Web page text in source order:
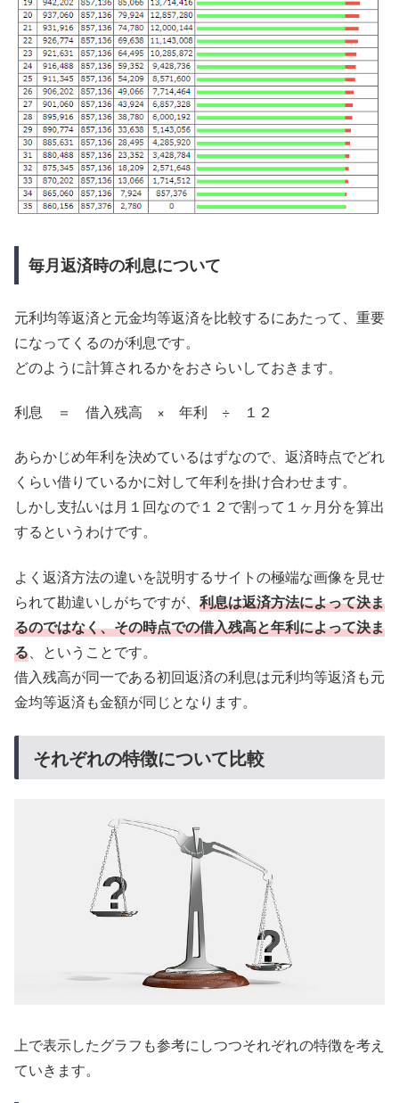
毎月返済時の利息について
元利均等返済と元金均等返済を比較するにあたって、重要
になってくるのが利息です。
どのように計算されるかをおさらいしておきます。
利息 ＝ 借入残高 × 年利 ÷ １２
あらかじめ年利を決めているはずなので、返済時点でどれ
くらい借りているかに対して年利を掛け合わせます。
しかし支払いは月１回なので１２で割って１ヶ月分を算出
するというわけです。
よく返済方法の違いを説明するサイトの極端な画像を見せ
られて勘違いしがちですが、 利息は返済方法によって決ま
るのではなく、その時点での借入残高と年利によって決ま
る、ということです。
借入残高が同一である初回返済の利息は元利均等返済も元
金均等返済も金額が同じとなります。
それぞれの特徴について比較
上で表示したグラフも参考にしつつそれぞれの特徴を考え
ていきます。